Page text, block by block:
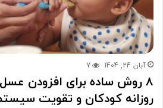
آبان 24, 1404 7
۸ روش ساده برای افزودن
روزانه کودکان و تقویت